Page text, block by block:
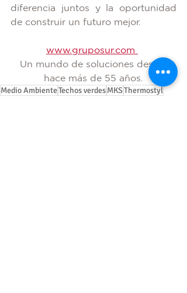
diferencia juntos y la oportunidad
de construir un futuro mejor.
www.gruposur.com
Un mundo de soluciones desde
hace más de 55 años.
Medio AmbienteTechos verdesMKSThermostyl